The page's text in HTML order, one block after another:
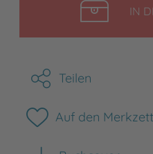
IN
Teilen
Auf den